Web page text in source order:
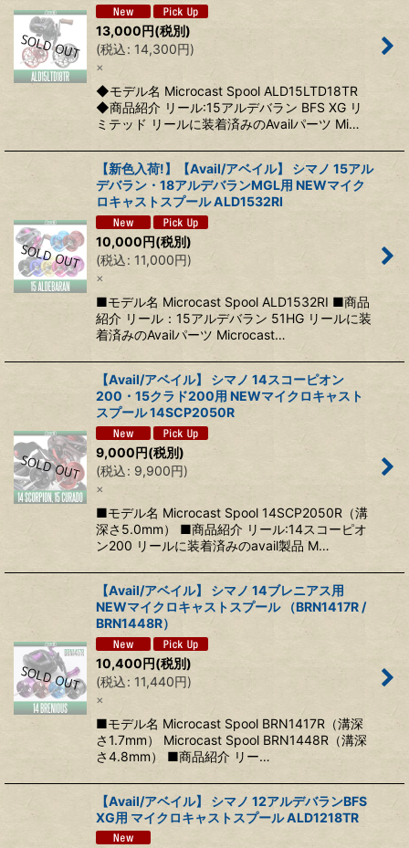
13,000 円(税別)
(税込: 14,300円)
×
◆モデル名 Microcast Spool ALD15LTD18TR
◆商品紹介 リール:15アルデバラン BFS XG リ
ミテッド リールに装着済みのAvailパーツ Mi…
【新色入荷!】【Avail/アベイル】 シマノ 15アル
デバラン・18アルデバランMGL用 NEWマイク
ロキャストスプール ALD1532RI
10,000円(税別)
(税込: 11,000円)
×
■モデル名 Microcast Spool ALD1532RI ■商品
紹介 リール：15アルデバラン 51HG リールに装
着済みのAvailパーツ Microcast…
【Avail/アベイル】 シマノ 14スコーピオン
200・15クラド200用 NEWマイクロキャスト
スプール 14SCP2050R
9,000円(税別)
(税込: 9,900円)
×
■モデル名 Microcast Spool 14SCP2050R（溝
深さ5.0mm） ■商品紹介 リール:14スコーピオ
ン200 リールに装着済みのavail製品 M…
【Avail/アベイル】 シマノ 14ブレニアス用
NEWマイクロキャストスプール （BRN1417R /
BRN1448R）
10,400円(税別)
(税込: 11,440円)
×
■モデル名 Microcast Spool BRN1417R（溝深
さ1.7mm） Microcast Spool BRN1448R（溝深
さ4.8mm） ■商品紹介 リー…
【Avail/アベイル】 シマノ 12アルデバランBFS
XG用 マイクロキャストスプール ALD1218TR